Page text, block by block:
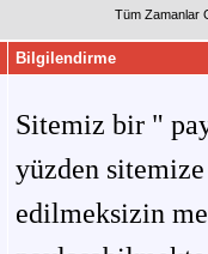
Tüm Zamanlar
Bilgilendirme
Sitemiz bir "
yüzden
edilmeksizin